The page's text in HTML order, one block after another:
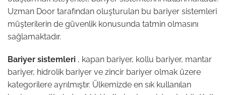
Uzman Door tarafından oluşturulan bu bariyer sistemleri
müşterilerin de güvenlik konusunda tatmin olmasını
sağlamaktadır.
Bariyer sistemleri , kapan bariyer, kollu bariyer, mantar
bariyer, hidrolik bariyer ve zincir bariyer olmak üzere
kategorilere ayrılmıştır. Ülkemizde en sık kullanılan